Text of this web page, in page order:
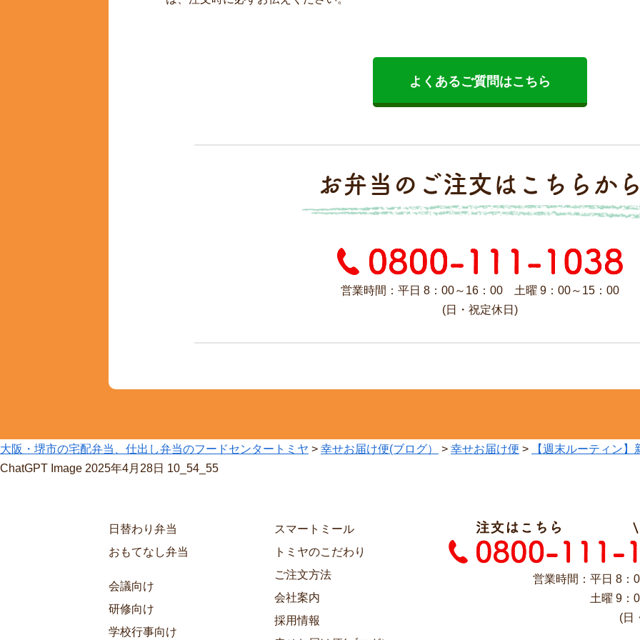
よくあるご質問はこちら
お弁当のご注文はこちらか
営業時間：平日 8：00～16：00 土曜 9：00～15：00
(日・祝定休日)
大阪・堺市の宅配弁当、仕出し弁当のフードセンタートミヤ > 幸せお届け便(ブログ） > 幸せお届け便 >
【週末ルーティン
ChatGPT Image 2025年4月28日 10_54_55
日替わり弁当
おもてなし弁当
会議向け
研修向け
学校行事向け
スマートミール
トミヤのこだわり
ご注文方法
会社案内
採用情報
営業時間：平日 8：
土曜 9：
(日